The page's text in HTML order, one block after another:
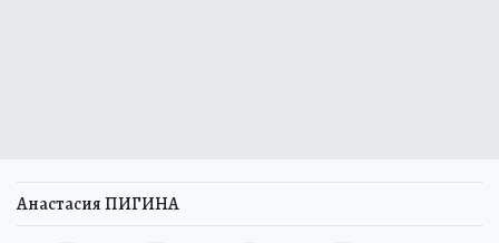
Анастасия ПИГИНА